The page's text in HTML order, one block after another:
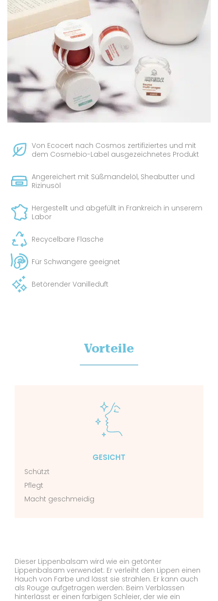
Von Ecocert nach Cosmos zertifiziertes und mit
dem Cosmebio-Label ausgezeichnetes Produkt
Angereichert mit Süßmandelöl, Sheabutter und
Rizinusöl
Hergestellt und abgefüllt in Frankreich in unserem
Labor
Recycelbare Flasche
Für Schwangere geeignet
Betörender Vanilleduft
Vorteile
GESICHT
Schützt
Pflegt
Macht geschmeidig
Dieser Lippenbalsam wird wie ein getönter
Lippenbalsam verwendet: Er verleiht den Lippen einen
Hauch von Farbe und lässt sie strahlen. Er kann auch
als Rouge aufgetragen werden: Beim Verblassen
hinterlässt er einen farbigen Schleier, der wie ein